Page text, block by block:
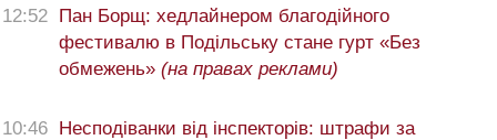
12:52 Пан Борщ: хедлайнером благодійного
фестивалю в Подільську стане гурт «Без
обмежень» (на правах реклами)
10:46 Несподіванки від інспекторів: штрафи за